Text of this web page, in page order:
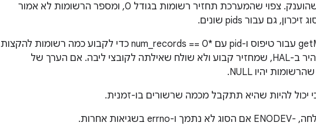
הערך של *num_records היה גדול מספיק כשהוענק. צפוי שהמערכת תחזיר רשומות בגודל 0, ומספר הרשומות לא אמור
בדרך כלל, מבצע הקריאה יפעיל את getMemory עבור טיפוס ו-pid עם *num_records == 0 כדי לקבוע כמה רשומות להקצות
מקום עבורן. במקרה כזה, צריך להיות נתיב מהיר ב-HAL, שמחזיר קבוע ולא שולח שאילתה לקובצי ליבה. אם הערך של
יכול להיות שהיא תתקבל מכמה שרשורים בו-זמנית.